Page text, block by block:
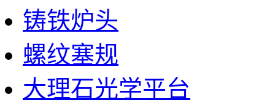
铸铁炉头
螺纹塞规
大理石光学平台